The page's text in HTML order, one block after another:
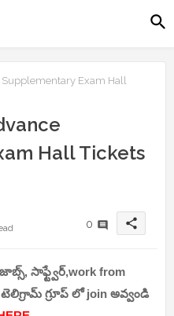
Supplementary Exam Hall
Hall Tickets
0 share
సాఫ్ట్వేర్,work from
గ్రూప్ లో join అవ్వండి